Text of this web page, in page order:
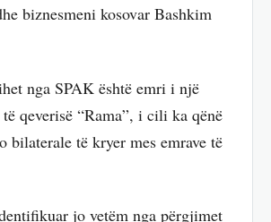
biznesmeni kosovar Bashkim
nga SPAK është emri i një
qeverisë “Rama”, i cili ka qënë
bilaterale të kryer mes emrave të
jo vetëm nga përgjimet